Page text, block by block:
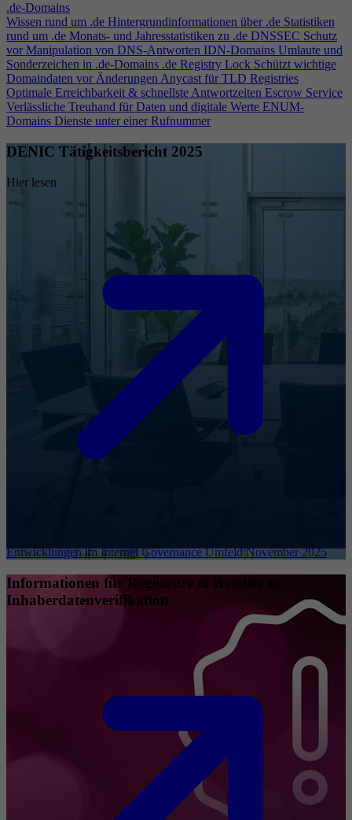
.de-Domains
Wissen rund um .de Hintergrundinformationen über .de Statistiken
rund um .de Monats- und Jahresstatistiken zu .de DNSSEC Schutz
vor Manipulation von DNS-Antworten IDN-Domains Umlaute und
Sonderzeichen in .de-Domains .de Registry Lock Schützt wichtige
Domaindaten vor ÄnderungenAnycast für TLD Registries
Optimale Erreichbarkeit & schnellste Antwortzeiten Escrow Service
Verlässliche Treuhand für Daten und digitale Werte ENUM-
Domains Dienste unter einer Rufnummer
DENIC Tätigkeitsbericht 2025
Hier lesen
Entwicklungen im Internet Governance Umfeld November 2025
Informationen für Registrare & Reseller zu
Inhaberdatenverifikation